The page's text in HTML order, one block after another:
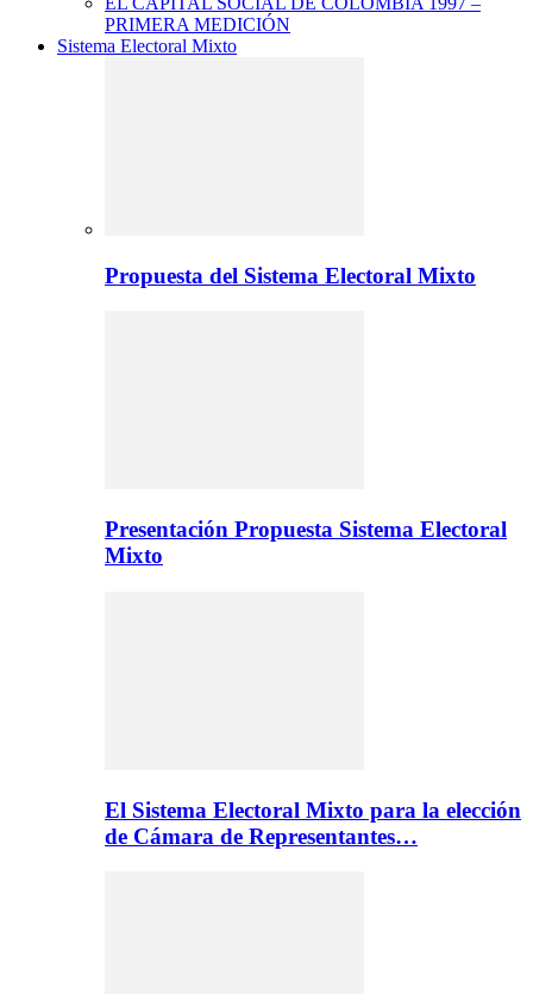
PRIMERA MEDICIÓN
Sistema Electoral Mixto
Propuesta del Sistema Electoral Mixto
Presentación Propuesta Sistema Electoral
Mixto
El Sistema Electoral Mixto para la elección
de Cámara de Representantes…